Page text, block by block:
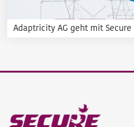
Adaptricity AG geht mit